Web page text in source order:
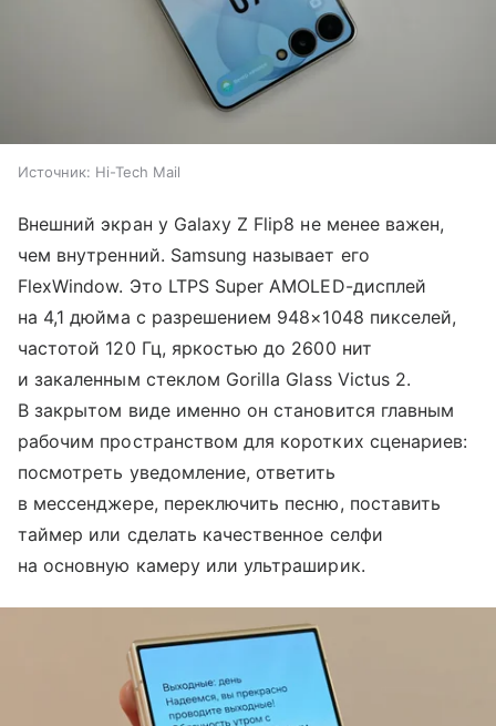
Источник: Hi-Tech Mail
Внешний экран у Galaxy Z Flip8 не менее важен,
чем внутренний. Samsung называет его
FlexWindow. Это LTPS Super AMOLED-дисплей
на 4,1 дюйма с разрешением 948×1048 пикселей,
частотой 120 Гц, яркостью до 2600 нит
и закаленным стеклом Gorilla Glass Victus 2.
В закрытом виде именно он становится главным
рабочим пространством для коротких сценариев:
посмотреть уведомление, ответить
в мессенджере, переключить песню, поставить
таймер или сделать качественное селфи
на основную камеру или ультраширик.